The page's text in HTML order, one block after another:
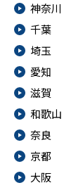
神奈川
千葉
埼玉
愛知
滋賀
和歌山
奈良
京都
大阪